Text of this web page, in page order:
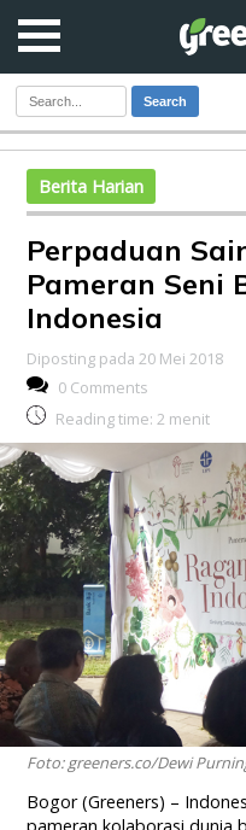
Search
Berita Harian
Perpaduan
Pameran Seni
Indonesia
Diposting pada 20 Mei 2018
0 Comments
Reading time: 2 menit
Foto: greeners.co/Dewi
Bogor (Greeners) –